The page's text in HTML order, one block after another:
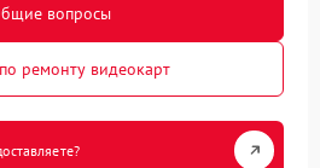
вопросы
ремонту видеокарт